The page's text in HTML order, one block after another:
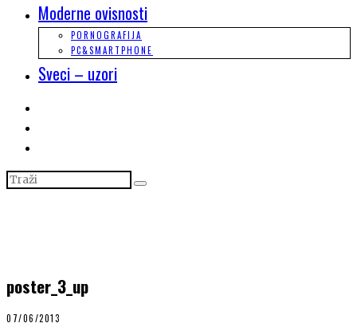
Moderne ovisnosti
PORNOGRAFIJA
PC&SMARTPHONE
Sveci – uzori
poster_3_up
07/06/2013